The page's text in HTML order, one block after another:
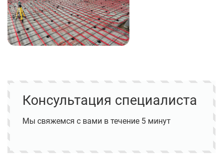
Консультация специалиста
Мы свяжемся с вами в течение 5 минут